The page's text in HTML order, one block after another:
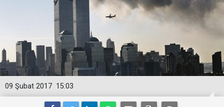
15:03
09 Şubat 2017